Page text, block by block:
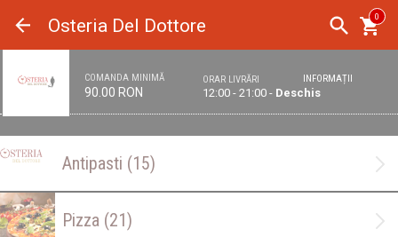
Osteria Del Dottore 0
COMANDA MINIMĂ
90.00 RON
INFORMAȚII
ORAR LIVRĂRI
12:00 - 21:00 - Deschis
Antipasti (15)
Pizza (21)